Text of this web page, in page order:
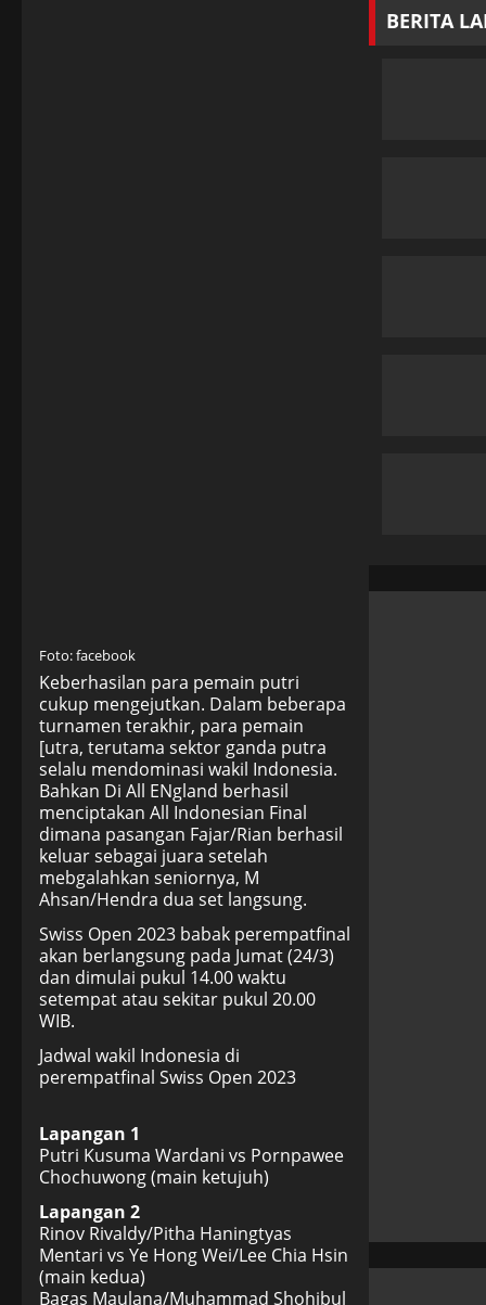
Foto: facebook
Keberhasilan para pemain putri
cukup mengejutkan. Dalam beberapa
turnamen terakhir, para pemain
[utra, terutama sektor ganda putra
selalu mendominasi wakil Indonesia.
Bahkan Di All ENgland berhasil
menciptakan All Indonesian Final
dimana pasangan Fajar/Rian berhasil
keluar sebagai juara setelah
mebgalahkan seniornya, M
Ahsan/Hendra dua set langsung.
Swiss Open 2023 babak perempatfinal
akan berlangsung pada Jumat (24/3)
dan dimulai pukul 14.00 waktu
setempat atau sekitar pukul 20.00
WIB.
Jadwal wakil Indonesia di
perempatfinal Swiss Open 2023
Lapangan 1
Putri Kusuma Wardani vs Pornpawee
Chochuwong (main ketujuh)
Lapangan 2
Rinov Rivaldy/Pitha Haningtyas
Mentari vs Ye Hong Wei/Lee Chia Hsin
(main kedua)
Bagas Maulana/Muhammad Shohibul
BERITA